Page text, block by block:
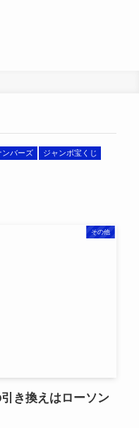
ンバーズ ジャンボ宝くじ
その他
き換えはローソン